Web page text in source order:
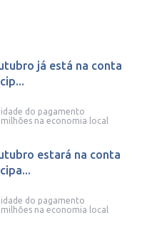
já está na conta
do pagamento
na economia local
estará na conta
do pagamento
na economia local